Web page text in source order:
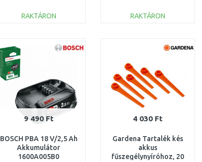
RAKTÁRON
Összehasonlítás
RAKTÁRON
Összehasonlítás
9 490 Ft
BOSCH PBA 18 V/2,5 Ah
Akkumulátor
1600A005B0
4 030 Ft
Gardena Tartalék kés
akkus
fűszegélynyíróhoz, 20